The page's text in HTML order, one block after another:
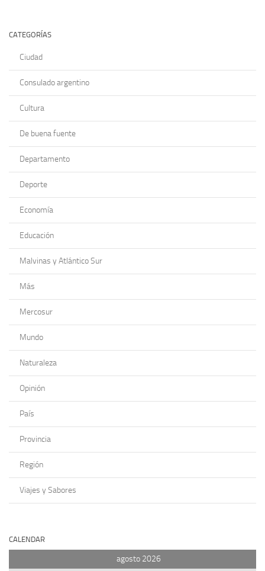
CATEGORÍAS
Ciudad
Consulado argentino
Cultura
De buena fuente
Departamento
Deporte
Economía
Educación
Malvinas y Atlántico Sur
Más
Mercosur
Mundo
Naturaleza
Opinión
País
Provincia
Región
Viajes y Sabores
CALENDAR
agosto 2026